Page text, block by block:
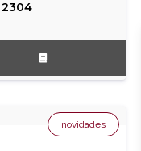
novidades